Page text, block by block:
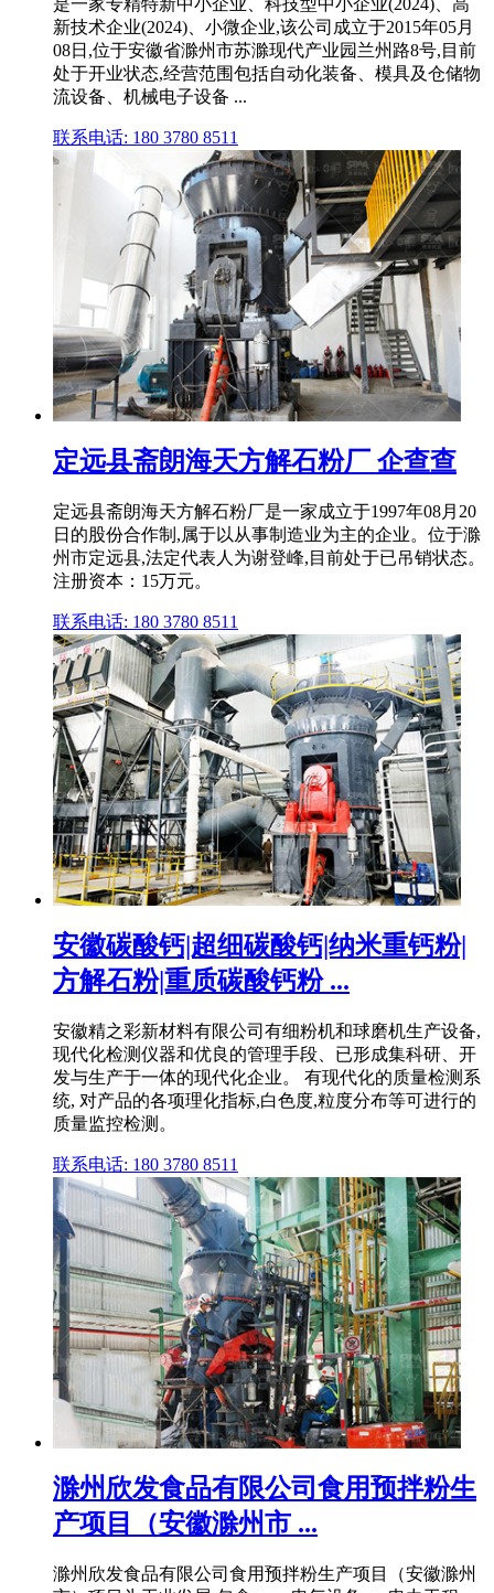
是一家专精特新中小企业、科技型中小企业(2024)、高
新技术企业(2024)、小微企业,该公司成立于2015年05月
08日,位于安徽省滁州市苏滁现代产业园兰州路8号,目前
处于开业状态,经营范围包括自动化装备、模具及仓储物
流设备、机械电子设备 ...
联系电话: 180 3780 8511
定远县斋朗海天方解石粉厂 企查查
定远县斋朗海天方解石粉厂是⼀家成⽴于1997年08月20
日的股份合作制,属于以从事制造业为主的企业。位于滁
州市定远县,法定代表人为谢登峰,目前处于已吊销状态。
注册资本：15万元。
联系电话: 180 3780 8511
安徽碳酸钙|超细碳酸钙|纳米重钙粉|
方解石粉|重质碳酸钙粉 ...
安徽精之彩新材料有限公司有细粉机和球磨机生产设备,
现代化检测仪器和优良的管理手段、已形成集科研、开
发与生产于一体的现代化企业。 有现代化的质量检测系
统, 对产品的各项理化指标,白色度,粒度分布等可进行的
质量监控检测。
联系电话: 180 3780 8511
滁州欣发食品有限公司食用预拌粉生
产项目（安徽滁州市 ...
滁州欣发食品有限公司食用预拌粉生产项目（安徽滁州